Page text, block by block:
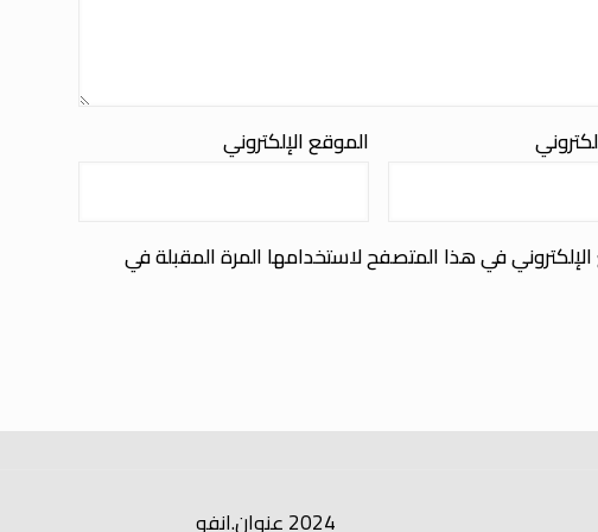
الموقع الإلكتروني
في هذا المتصفح لاستخدامها المرة المقبلة في
2024 عنوان.انفو